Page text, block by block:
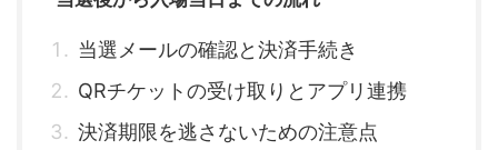
当選メールの確認と決済手続き
QRチケットの受け取りとアプリ連携
決済期限を逃さないための注意点